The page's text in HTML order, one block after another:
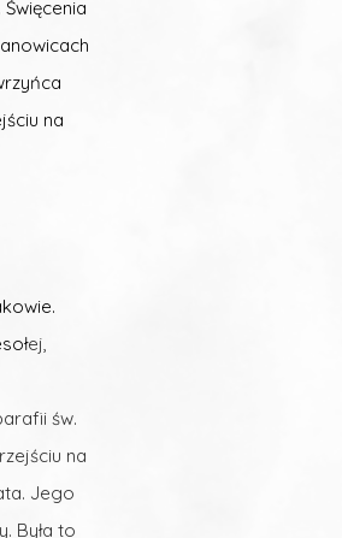
na
ej,
św.
na
Jego
Była to